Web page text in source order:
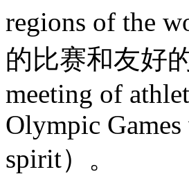
regions of the
的比赛和友好
meeting of
Olympic
spirit）。